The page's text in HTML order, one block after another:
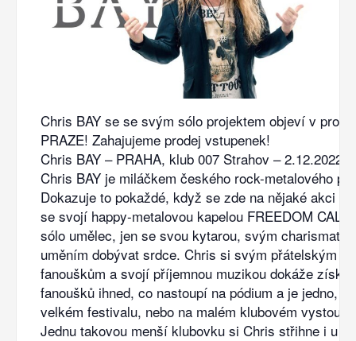
Chris BAY se se svým sólo projektem objeví v
PRAZE! Zahajujeme prodej vstupenek!
Chris BAY – PRAHA, klub 007 Strahov – 2.12.2022
Chris BAY je miláčkem českého rock-metalového
Dokazuje to pokaždé, když se zde na nějaké akci
se svojí happy-metalovou kapelou FREEDOM
sólo umělec, jen se svou kytarou, svým
uměním dobývat srdce. Chris si svým přátelským
fanouškům a svojí příjemnou muzikou dokáže
fanoušků ihned, co nastoupí na pódium a je jedno,
velkém festivalu, nebo na malém klubovém
Jednu takovou menší klubovku si Chris střihne i u